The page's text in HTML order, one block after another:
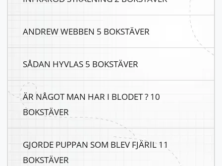
ANDREW WEBBEN 5 BOKSTÄVER
SÅDAN HYVLAS 5 BOKSTÄVER
ÄR NÅGOT MAN HAR I BLODET ? 10
BOKSTÄVER
GJORDE PUPPAN SOM BLEV FJÄRIL 11
BOKSTÄVER